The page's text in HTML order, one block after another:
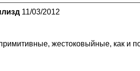
11/03/2012
жестоковыйные, как и